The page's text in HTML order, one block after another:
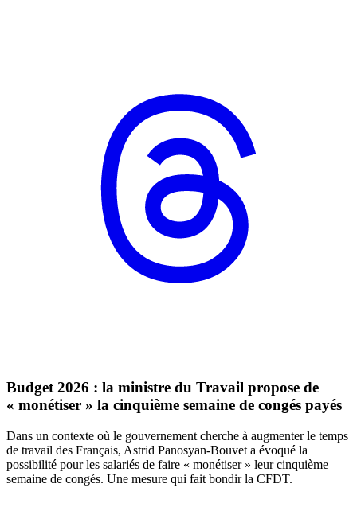
Budget 2026 : la ministre du Travail propose de
« monétiser » la cinquième semaine de congés payés
Dans un contexte où le gouvernement cherche à augmenter le temps
de travail des Français, Astrid Panosyan-Bouvet a évoqué la
possibilité pour les salariés de faire « monétiser » leur cinquième
semaine de congés. Une mesure qui fait bondir la CFDT.